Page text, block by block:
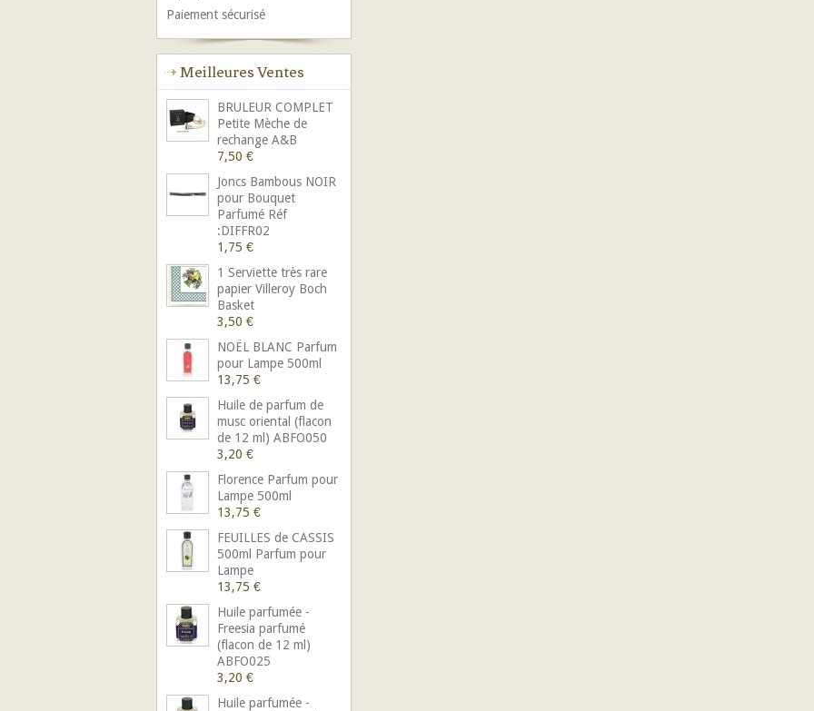
Paiement sécurisé
Meilleures Ventes
BRULEUR COMPLET
Petite Mèche de
rechange A&B
7,50 €
Joncs Bambous NOIR
pour Bouquet
Parfumé Réf
:DIFFR02
1,75 €
1 Serviette très rare
papier Villeroy Boch
Basket
3,50 €
NOËL BLANC Parfum
pour Lampe 500ml
13,75 €
Huile de parfum de
musc oriental (flacon
de 12 ml) ABFO050
3,20 €
Florence Parfum pour
Lampe 500ml
13,75 €
FEUILLES de CASSIS
500ml Parfum pour
Lampe
13,75 €
Huile parfumée -
Freesia parfumé
(flacon de 12 ml)
ABFO025
3,20 €
Huile parfumée -